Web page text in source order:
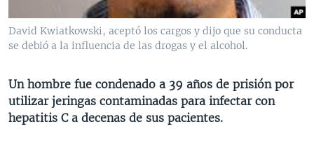
BRASIL
ENTRETENIMIENTO Y CULTURA
DEPORTES
CIENCIA Y SALUD
VIDEOS
AUDIOS
PROGRAMAS TV
FORO INTERAMERICANO
VISIÓN 360
AVANCE INFORMATIVO
AUDIONOTICIAS
DIRECT
DOCUMENTALES DE LA VOA
David Kwiatkowski, aceptó los cargos y dijo que su conducta
se debió a la influencia de las drogas y el alcohol.
Un hombre fue condenado a 39 años de prisión por
utilizar jeringas contaminadas para infectar con
hepatitis C a decenas de sus pacientes.